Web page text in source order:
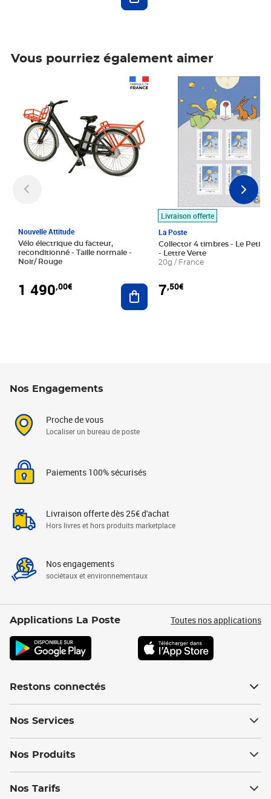
Vous pourriez également aimer
Nouvelle Attitude
Vélo électrique du facteur,
reconditionné - Taille normale -
Noir/ Rouge
1 490,00€ Ajouter au panier
Livraison offerte
La Poste
Collector 4 timbres - Le Petit
- Lettre Verte
20g / France
7,50€
Prix 7,50€
Nos Engagements
Proche de vous
Localiser un bureau de poste
Paiements 100% sécurisés
Livraison offerte dès 25€ d'achat
Hors livres et hors produits marketplace
Nos engagements
sociétaux et environnementaux
Applications La Poste Toutes nos applications
Restons connectés
Nos Services
Nos Produits
Nos Tarifs